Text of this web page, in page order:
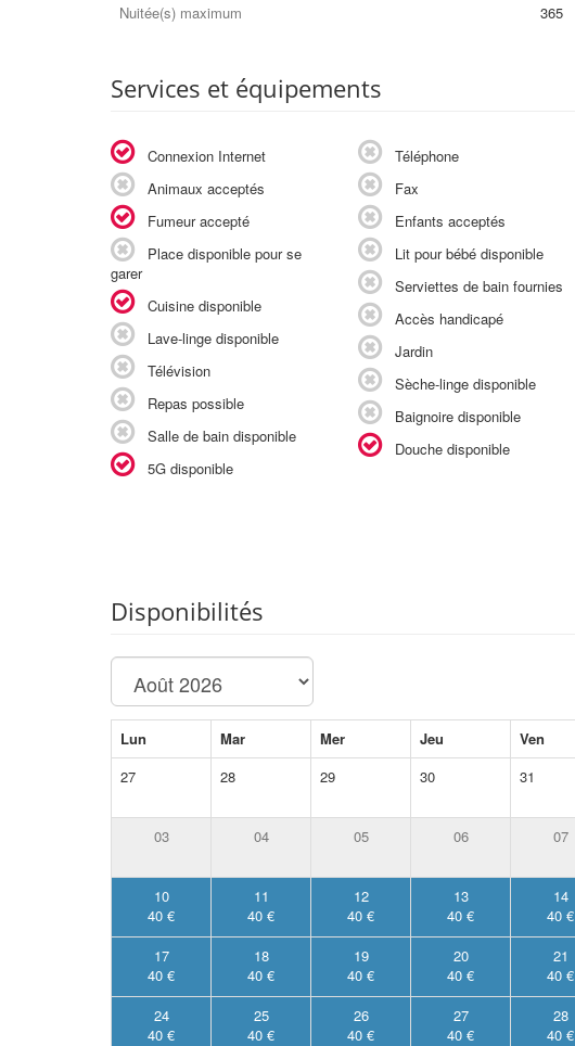
Nuitée(s) maximum
365
Services et équipements
Connexion Internet
Animaux acceptés
Fumeur accepté
Place disponible pour se
garer
Cuisine disponible
Lave-linge disponible
Télévision
Repas possible
Salle de bain disponible
5G disponible
Téléphone
Fax
Enfants acceptés
Lit pour bébé disponible
Serviettes de bain fournies
Accès handicapé
Jardin
Sèche-linge disponible
Baignoire disponible
Douche disponible
Disponibilités
Lun Mar Mer Jeu Ven
27
28 29 30 31
03 04 05 06 07
10
40 €
11
40 €
12
40 €
13
40 €
14
40 €
17
40 €
18
40 €
19
40 €
20
40 €
21
40 €
24
40 €
25
40 €
26
40 €
27
40 €
28
40 €